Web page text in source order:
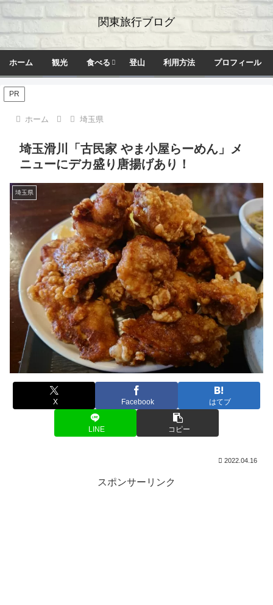
関東旅行ブログ
ホーム 観光 食べる 登山 利用方法 プロフィール
PR
ホーム 埼玉県
埼玉滑川「古民家 やま小屋らーめん」メ
ニューにデカ盛り唐揚げあり！
埼玉県
X Facebook はてブ
LINE コピー
2022.04.16
スポンサーリンク